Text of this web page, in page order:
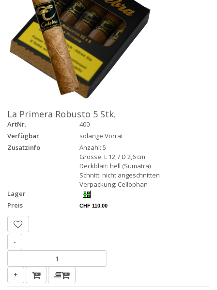
La Primera Robusto 5 Stk.
ArtNr.
400
Verfügbar
solange Vorrat
Zusatzinfo
Anzahl: 5
Grösse: L 12,7 D 2,6 cm
Deckblatt: hell (Sumatra)
Schnitt: nicht angeschnitten
Verpackung: Cellophan
Lager
Preis
CHF 110.00
-
+